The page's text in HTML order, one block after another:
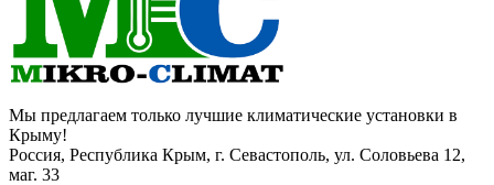
Мы предлагаем только лучшие климатические установки в
Крыму!
Россия, Республика Крым, г. Севастополь, ул. Соловьева 12,
маг. 33